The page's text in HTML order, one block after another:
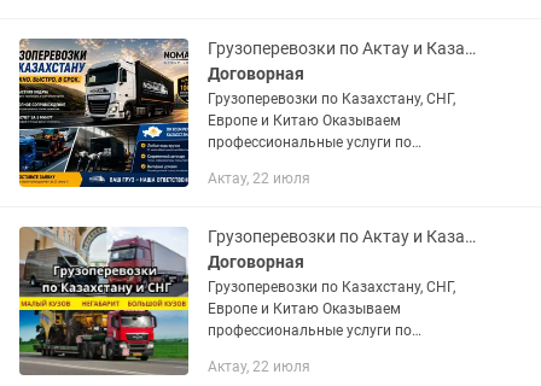
Грузоперевозки по Актау и Казахстан, СНГ, Европа
Договорная
Грузоперевозки по Казахстану, СНГ,
Европе и Китаю Оказываем
профессиональные услуги по
юридических лиц. Подберем транспорт
Актау, 22 июля
Грузоперевозки по Актау и Казахстан, СНГ, Европа
Договорная
Грузоперевозки по Казахстану, СНГ,
Европе и Китаю Оказываем
профессиональные услуги по
юридических лиц. Подберем транспорт
Актау, 22 июля